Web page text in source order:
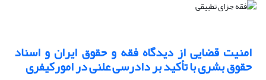
امنیت قضایی از دیدگاه فقه و حقوق ایران و اسناد
حقوق بشری با تأکید بر دادرسی علنی در امورکیفری